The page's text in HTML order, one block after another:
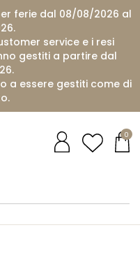
ferie dal 08/08/2026 al
service e i resi
gestiti a partire dal
a essere gestiti come di
0